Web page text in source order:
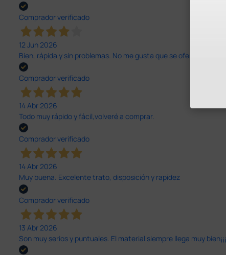
Comprador verificado
12 Jun 2026
Bien, rápida y sin problemas. No me gusta que se oferten
Comprador verificado
14 Abr 2026
Todo muy rápido y fácil,volveré a comprar.
Comprador verificado
14 Abr 2026
Muy buena. Excelente trato, disposición y rapidez
Comprador verificado
13 Abr 2026
Son muy serios y puntuales. El material siempre llega muy bien¡¡¡